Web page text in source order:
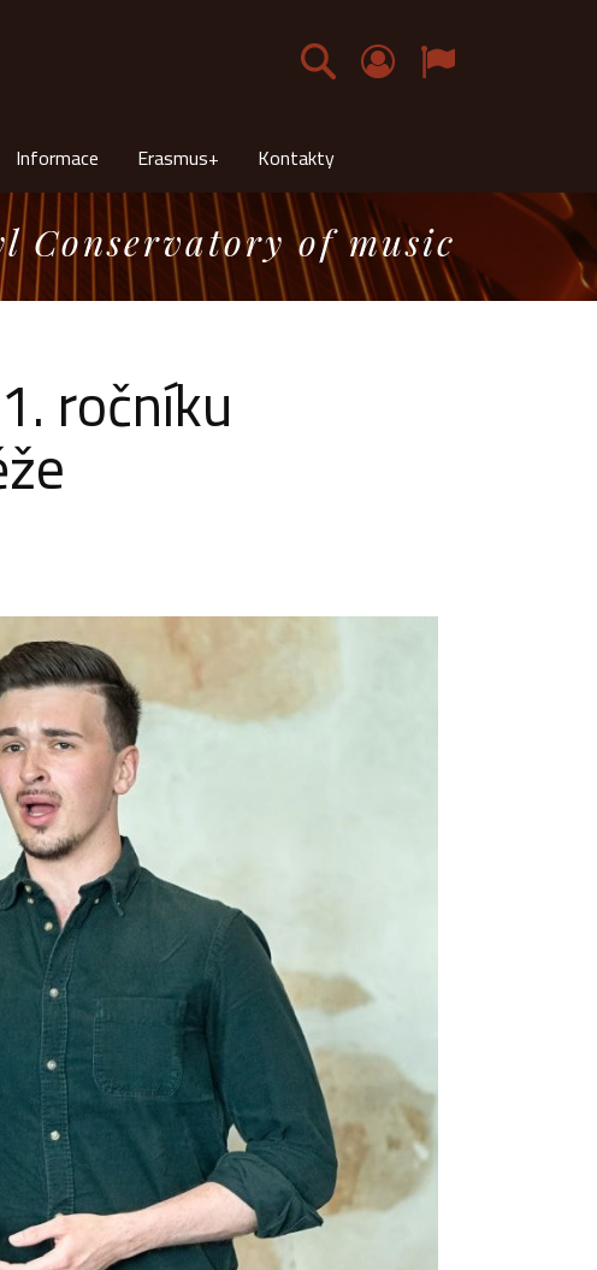
Čeština
Informace Erasmus+ Kontakty
Conservatory of music
ročníku